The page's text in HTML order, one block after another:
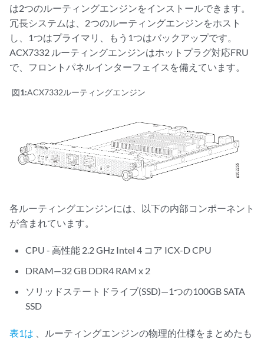
は2つのルーティングエンジンをインストールできます。
冗長システムは、2つのルーティングエンジンをホスト
し、1つはプライマリ、もう1つはバックアップです。
ACX7332 ルーティングエンジンはホットプラグ対応FRU
で、フロントパネルインターフェイスを備えています。
図1:ACX7332ルーティングエンジン
各ルーティングエンジンには、以下の内部コンポーネント
が含まれています。
CPU - 高性能 2.2 GHz Intel 4 コア ICX-D CPU
DRAM—32 GB DDR4 RAM x 2
ソリッドステートドライブ(SSD)—1つの100GB SATA
SSD
表1は 、ルーティングエンジンの物理的仕様をまとめたも